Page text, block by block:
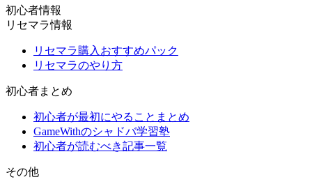
初心者情報
リセマラ情報
リセマラ購入おすすめパック
リセマラのやり方
初心者まとめ
初心者が最初にやることまとめ
GameWithのシャドバ学習塾
初心者が読むべき記事一覧
その他